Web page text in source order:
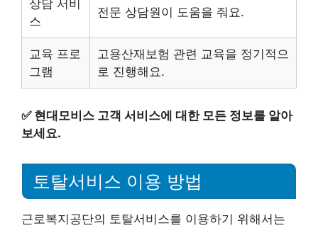
상담 서비
스
전문 상담원이 도움을 줘요.
교육 프로
그램
고용산재보험 관련 교육을 정기적으
로 진행해요.
✅ 현대모비스 고객 서비스에 대한 모든 정보를 알아
보세요.
토탈서비스 이용 방법
근로복지공단의 토탈서비스를 이용하기 위해서는